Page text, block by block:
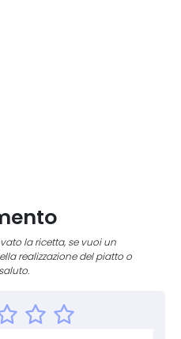
la ricetta, se vuoi un
realizzazione del piatto o